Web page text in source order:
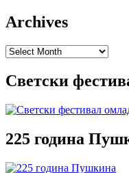
Archives
Archives
Светски
225 година